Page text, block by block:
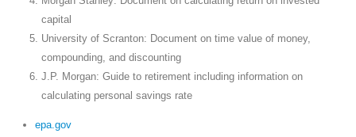
capital
University of Scranton: Document on time value of money,
compounding, and discounting
J.P. Morgan: Guide to retirement including information on
calculating personal savings rate
epa.gov